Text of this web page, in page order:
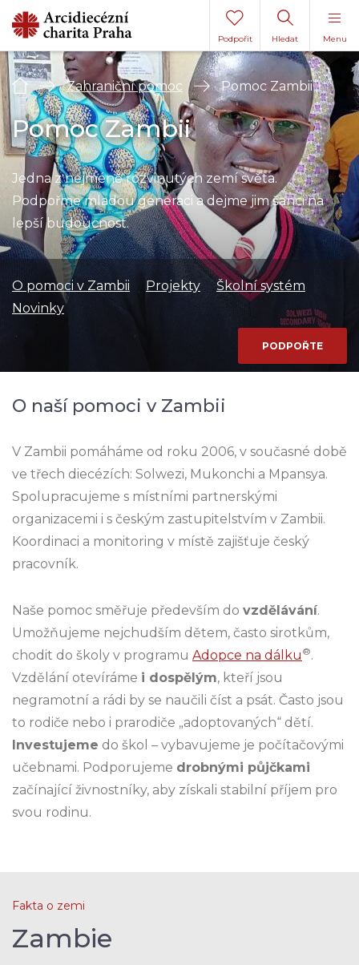
Menu
Hledat
Podpořit
ÚvodZahraniční pomoc Pomoc Zambii
Pomoc Zambii
Jedna z nejméně rozvinutých zemí světa.
Podpořme mladou generaci a dejme jim šanci na
lepší budoucnost.
O pomoci v Zambii Projekty
Školní systém
Novinky
PODPOŘTE
O naší pomoci v Zambii
V Zambii pomáháme od roku 2006, v současné době
ve třech diecézích: Solwezi, Mukonchi a Mpansya.
Spolupracujeme s místními partnerskými
organizacemi i s českým zastupitelstvím v Zambii.
Koordinaci a monitoring v místě zajišťuje český
pracovník.
Naše pomoc směřuje především do vzdělávání.
Umožňujeme nejchudším dětem, často sirotkům,
chodit do školy v programu Adopce na dálku ®.
Vzdělání otevíráme i dospělým, kteří jsou
negramotní a rádi by se naučili číst a psát. Často jsou
to rodiče nebo i prarodiče „adoptovaných“ dětí.
Investujeme do škol – vybavujeme je počítačovými
učebnami. Podporujeme drobnými půjčkami
začínající živnostníky, aby získali stabilní příjem pro
svou rodinu.
Fakta o zemi
Zambie